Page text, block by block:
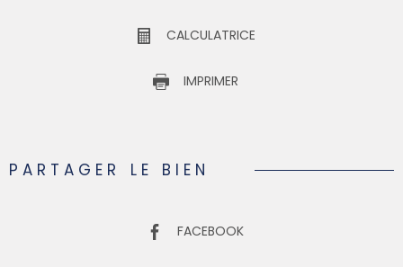
CALCULATRICE
IMPRIMER
PARTAGER LE BIEN
FACEBOOK